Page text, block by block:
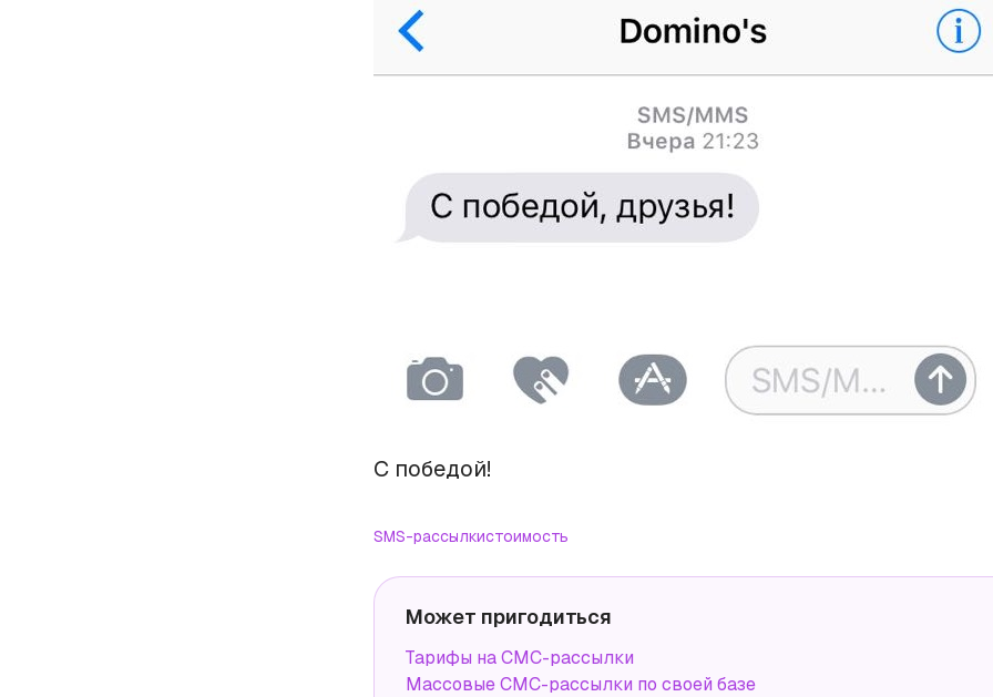
С победой!
SMS-рассылкистоимость
Может пригодиться
Тарифы на СМС-рассылки
Массовые СМС-рассылки по своей базе